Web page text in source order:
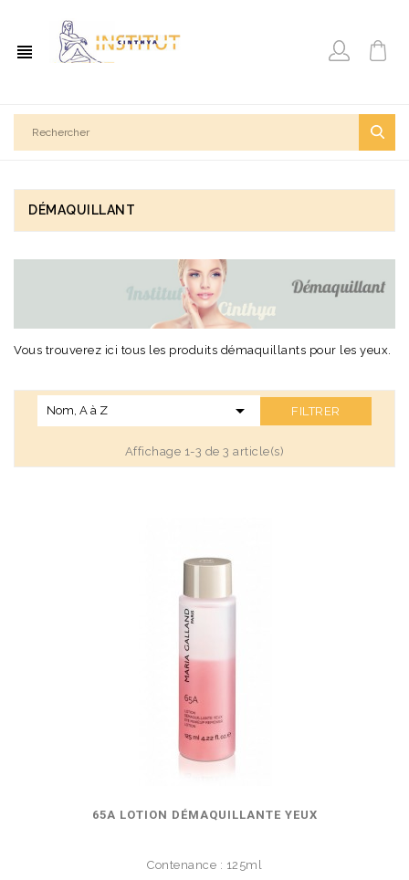
view_headline
DÉMAQUILLANT
Vous trouverez ici tous les produits démaquillants pour les yeux.
Nom, A à Z  FILTRER
Affichage 1-3 de 3 article(s)
65A LOTION DÉMAQUILLANTE YEUX
Contenance : 125ml